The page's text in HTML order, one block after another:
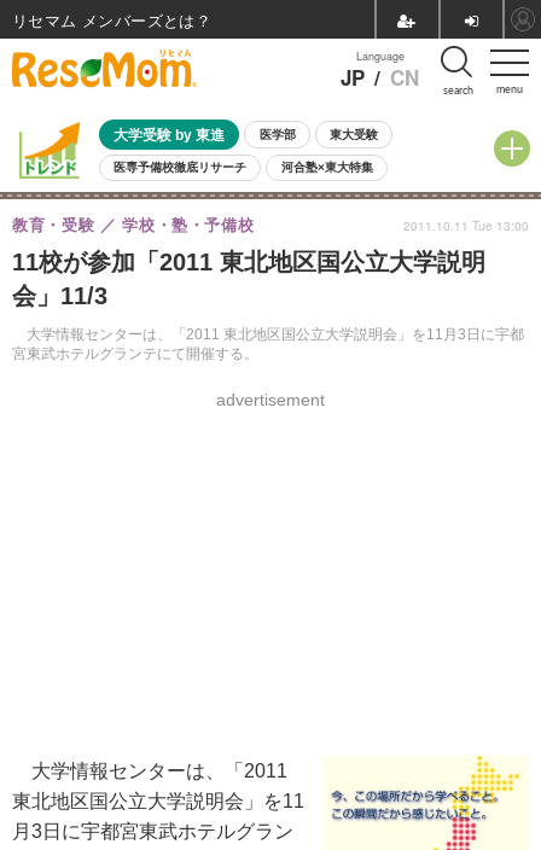
menu
Language
JP / CN search
大学受験 by 東進 医学部 東大受験
医専予備校徹底リサーチ 河合塾×東大特集
親子で考える大学選び 高校受験 中学受験 小学校受験
共通テスト 夏休み 8月開催学校説明会・相談会
8月開催イベント・WS 全国公立高校 過去問 人気記事
自由研究教材（小学生向け）
11校が参加「2011 東北地区国公立大学説明
会」11/3
大学情報センターは、「2011 東北地区国公立大学説明会」を11月3日に宇都
宮東武ホテルグランテにて開催する。
教育・受験 学校・塾・予備校
advertisement
2011.10.11 Tue 13:00
大学情報センターは、「2011
東北地区国公立大学説明会」を11
月3日に宇都宮東武ホテルグラン
リセマム メンバーズ